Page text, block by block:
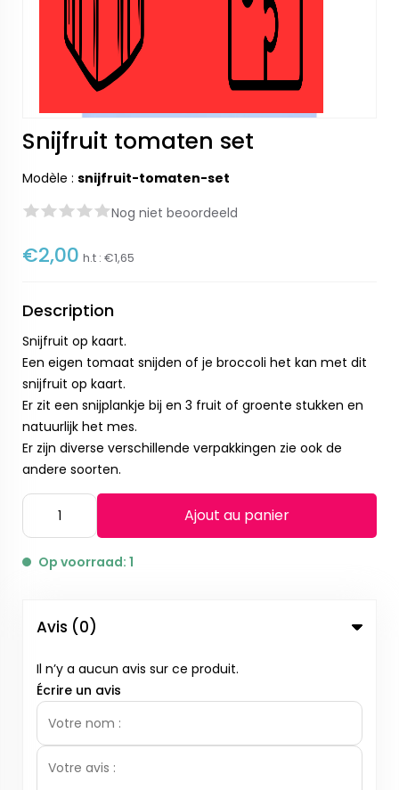
Snijfruit tomaten set
Modèle : snijfruit-tomaten-set
Nog niet beoordeeld
€2,00 h.t : €1,65
Description
Snijfruit op kaart.
Een eigen tomaat snijden of je broccoli het kan met dit
snijfruit op kaart.
Er zit een snijplankje bij en 3 fruit of groente stukken en
natuurlijk het mes.
Er zijn diverse verschillende verpakkingen zie ook de
andere soorten.
Ajout au panier
Op voorraad: 1
Avis (0)
Il n’y a aucun avis sur ce produit.
Écrire un avis